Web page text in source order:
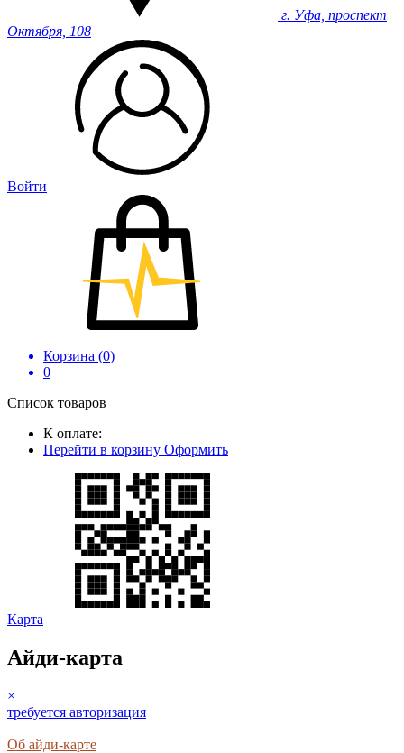
г. Уфа, проспект
Октября, 108
Войти
Корзина (0)
0
Список товаров
К оплате:
Перейти в корзину Оформить
Карта
Айди-карта
×
требуется авторизация
Об айди-карте